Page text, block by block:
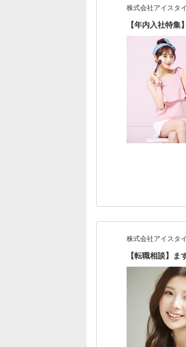
株式会社アイスタ
【年内入社特
株式会社アイスタ
【転職相談】